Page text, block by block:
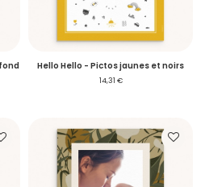
Hello Hello - Pictos jaunes et noirs
14,31 €